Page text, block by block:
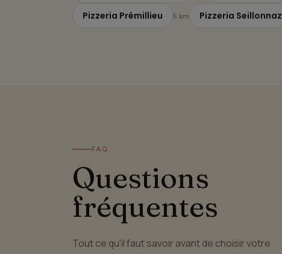
Pizzeria Prémillieu 5 km Pizzeria Seillonnaz
FAQ
Questions
fréquentes
Tout ce qu'il faut savoir avant de choisir votre